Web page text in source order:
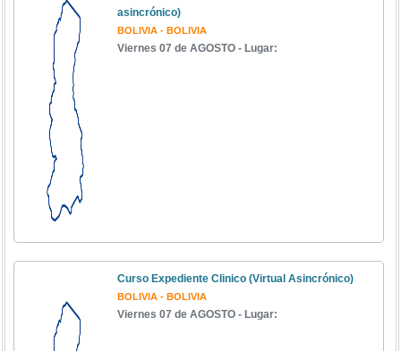
asincrónico)
BOLIVIA - BOLIVIA
Viernes 07 de AGOSTO - Lugar:
Curso Expediente Clinico (Virtual Asincrónico)
BOLIVIA - BOLIVIA
Viernes 07 de AGOSTO - Lugar: